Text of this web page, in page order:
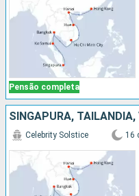
Pensão completa
SINGAPURA,
Celebrity Solstice 16